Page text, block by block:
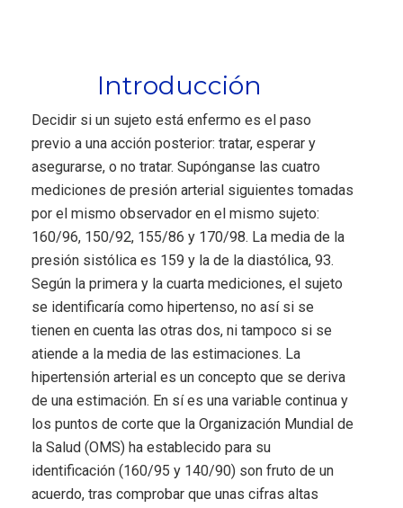
Introducción
Decidir si un sujeto está enfermo es el paso
previo a una acción posterior: tratar, esperar y
asegurarse, o no tratar. Supónganse las cuatro
mediciones de presión arterial siguientes tomadas
por el mismo observador en el mismo sujeto:
160/96, 150/92, 155/86 y 170/98. La media de la
presión sistólica es 159 y la de la diastólica, 93.
Según la primera y la cuarta mediciones, el sujeto
se identificaría como hipertenso, no así si se
tienen en cuenta las otras dos, ni tampoco si se
atiende a la media de las estimaciones. La
hipertensión arterial es un concepto que se deriva
de una estimación. En sí es una variable continua y
los puntos de corte que la Organización Mundial de
la Salud (OMS) ha establecido para su
identificación (160/95 y 140/90) son fruto de un
acuerdo, tras comprobar que unas cifras altas